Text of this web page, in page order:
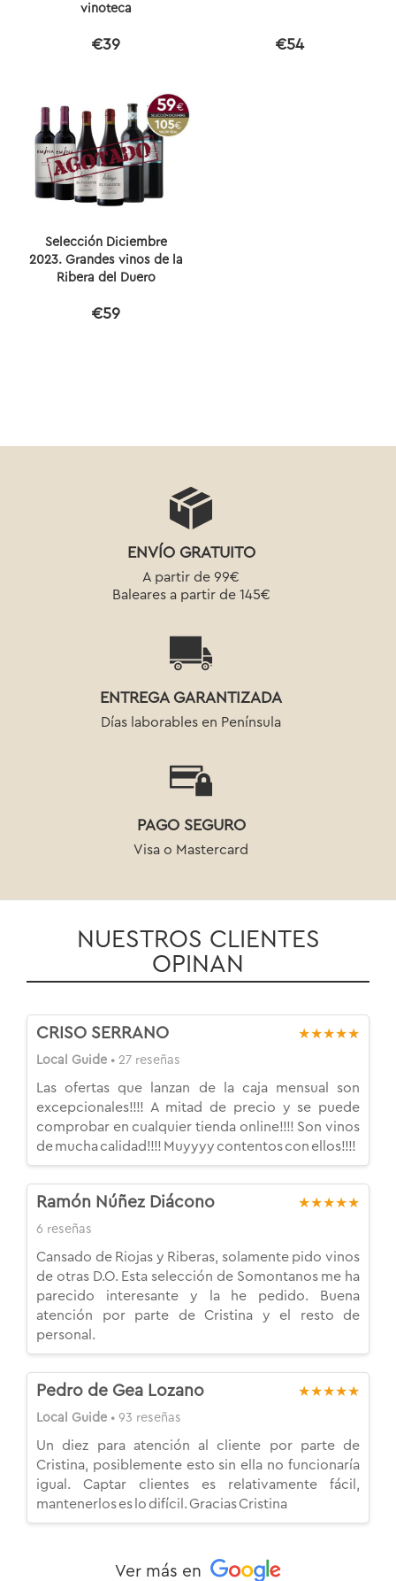
vinoteca
€39 €54
Selección Diciembre
2023. Grandes vinos de la
Ribera del Duero
€59
ENVÍO GRATUITO
A partir de 99€
Baleares a partir de 145€
ENTREGA GARANTIZADA
Días laborables en Península
PAGO SEGURO
Visa o Mastercard
NUESTROS CLIENTES
OPINAN
CRISO SERRANO ★★★★★
Local Guide • 27 reseñas
Las ofertas que lanzan de la caja mensual son
excepcionales!!!! A mitad de precio y se puede
comprobar en cualquier tienda online!!!! Son vinos
de mucha calidad!!!! Muyyyy contentos con ellos!!!!
Ramón Núñez Diácono ★★★★★
6 reseñas
Cansado de Riojas y Riberas, solamente pido vinos
de otras D.O. Esta selección de Somontanos me ha
parecido interesante y la he pedido. Buena
atención por parte de Cristina y el resto de
personal.
Pedro de Gea Lozano ★★★★★
Local Guide • 93 reseñas
Un diez para atención al cliente por parte de
Cristina, posiblemente esto sin ella no funcionaría
igual. Captar clientes es relativamente fácil,
mantenerlos es lo difícil. Gracias Cristina
Ver más en